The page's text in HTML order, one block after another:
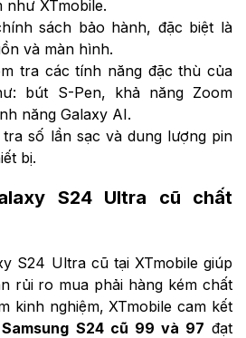
như XTmobile.
sách bảo hành, đặc biệt là
và màn hình.
tra các tính năng đặc thù của
bút S-Pen, khả năng Zoom
năng Galaxy AI.
tra số lần sạc và dung lượng pin
bị.
S24 Ultra cũ chất
S24 Ultra cũ tại XTmobile giúp
rủi ro mua phải hàng kém chất
kinh nghiệm, XTmobile cam kết
Samsung S24 cũ 99 và 97 đạt